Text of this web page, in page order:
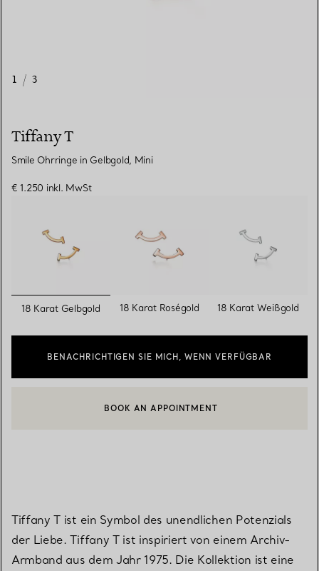
1 / 3
Tiffany T
Smile Ohrringe in Gelbgold, Mini
€ 1.250 inkl. MwSt
ausgewählt
18 Karat Gelbgold 18 Karat Roségold 18 Karat Weißgold
BENACHRICHTIGEN SIE MICH, WENN VERFÜGBAR
EINEN KUNDENBERATER KONTAKTIEREN ODER EINEN
BOOK AN APPOINTMENT
Tiffany T ist ein Symbol des unendlichen Potenzials
der Liebe. Tiffany T ist inspiriert von einem Archiv-
Armband aus dem Jahr 1975. Die Kollektion ist eine